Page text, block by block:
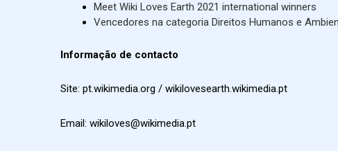
Meet Wiki Loves Earth 2021 international winners
Vencedores na categoria Direitos Humanos e
Informação de contacto
Site: pt.wikimedia.org / wikilovesearth.wikimedia.pt
Email: wikiloves@wikimedia.pt